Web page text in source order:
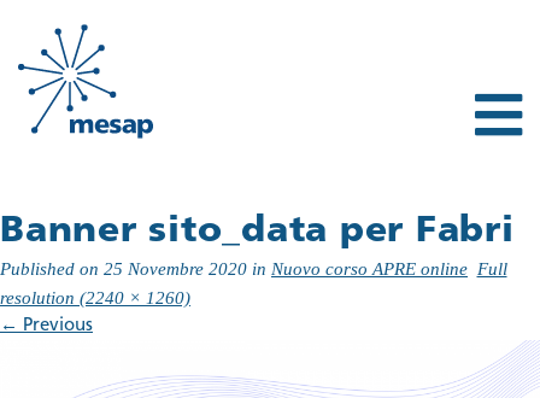
Banner sito_data per Fabri
Published on 25 Novembre 2020 in Nuovo corso APRE online Full
resolution (2240 × 1260)
← Previous